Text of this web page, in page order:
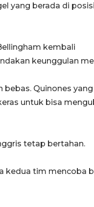
yang berada di
kembali
keunggulan
Quinones yang
untuk bisa
tetap bertahan.
kedua tim mencoba